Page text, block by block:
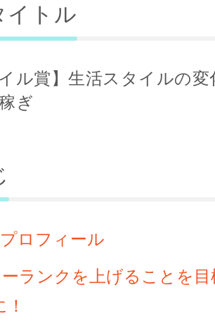
イトル
イル賞】生活スタイルの
ぎ
ロフィール
ランクを上げることを